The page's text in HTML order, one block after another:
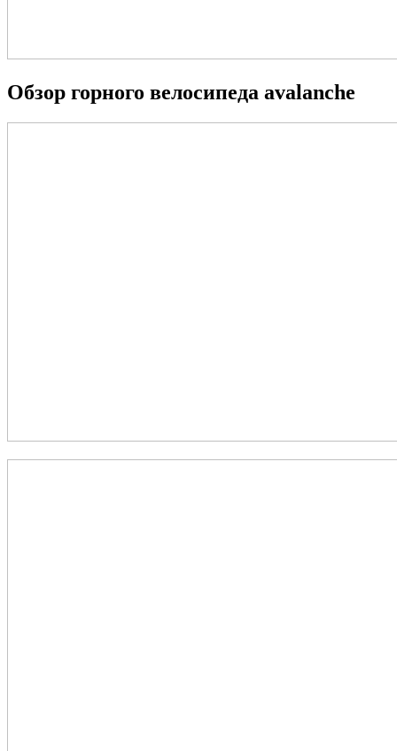
Обзор горного велосипеда avalanche